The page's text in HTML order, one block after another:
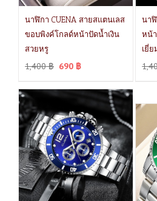
นาฬิกา CUENA สายสแตนเลส
ขอบพิงค์โกลด์หน้าปัดน้ำเงิน
สวยหรู
1,400฿ 690 ฿
นาฬิ
หน้
เยี่ย